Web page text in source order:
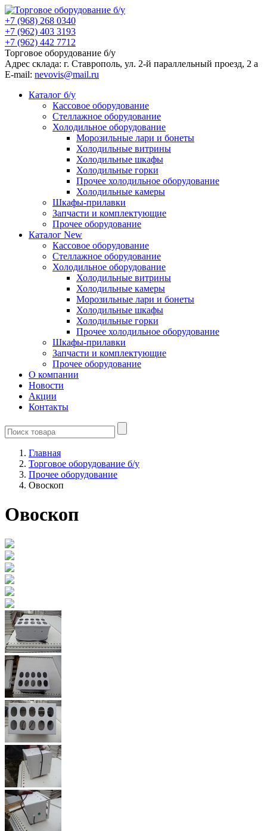
+7 (968) 268 0340
+7 (962) 403 3193
+7 (962) 442 7712
Торговое оборудование б/у
Адрес склада: г. Ставрополь, ул. 2-й параллельный проезд, 2 a
E-mail: nevovis@mail.ru
Каталог б/у
Кассовое оборудование
Стеллажное оборудование
Холодильное оборудование
Морозильные лари и бонеты
Холодильные витрины
Холодильные шкафы
Холодильные горки
Прочее холодильное оборудование
Холодильные камеры
Шкафы-прилавки
Запчасти и комплектующие
Прочее оборудование
Каталог New
Кассовое оборудование
Стеллажное оборудование
Холодильное оборудование
Холодильные витрины
Холодильные камеры
Морозильные лари и бонеты
Холодильные шкафы
Холодильные горки
Прочее холодильное оборудование
Шкафы-прилавки
Запчасти и комплектующие
Прочее оборудование
О компании
Новости
Акции
Контакты
Главная
Торговое оборудование б/у
Прочее оборудование
Овоскоп
Овоскоп